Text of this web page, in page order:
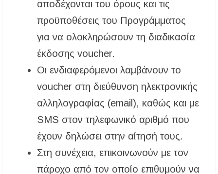
αποδέχονται του όρους και τις
προϋποθέσεις του Προγράμματος
για να ολοκληρώσουν τη διαδικασία
έκδοσης voucher.
Οι ενδιαφερόμενοι λαμβάνουν το
voucher στη διεύθυνση ηλεκτρονικής
αλληλογραφίας (email), καθώς και με
SMS στον τηλεφωνικό αριθμό που
έχουν δηλώσει στην αίτησή τους.
Στη συνέχεια, επικοινωνούν με τον
πάροχο από τον οποίο επιθυμούν να